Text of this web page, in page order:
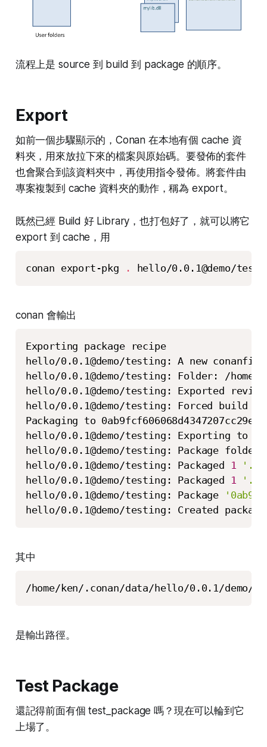
流程上是 source 到 build 到 package 的順序。
Export
如前一個步驟顯示的，Conan 在本地有個 cache 資
料夾，用來放拉下來的檔案與原始碼。要發佈的套件
也會聚合到該資料夾中，再使用指令發佈。將套件由
專案複製到 cache 資料夾的動作，稱為 export。
既然已經 Build 好 Library，也打包好了，就可以將它
export 到 cache，用
conan export-pkg . hello/0.0.1@demo/
conan 會輸出
Exporting package recipe
hello/0.0.1@demo/testing: A new
hello/0.0.1@demo/testing: Folder: /
hello/0.0.1@demo/testing: Exported
hello/0.0.1@demo/testing: Forced build
Packaging to
hello/0.0.1@demo/testing: Exporting to
hello/0.0.1@demo/testing: Package folder /
hello/0.0.1@demo/testing: Packaged
1 '.h'
hello/0.0.1@demo/testing: Packaged
1 '.a'
hello/0.0.1@demo/testing: Package
hello/0.0.1@demo/testing: Created
其中
/home/ken/.conan/data/hello/0.0.1/demo/
是輸出路徑。
Test Package
還記得前面有個 test_package 嗎？現在可以輪到它
上場了。